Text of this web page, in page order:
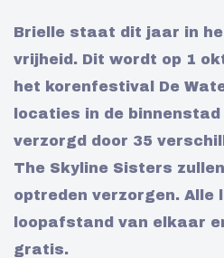
Brielle staat dit jaar in
vrijheid. Dit wordt op 1
het korenfestival De
locaties in de
verzorgd door 35
The Skyline Sisters
optreden verzorgen. Alle
loopafstand van elkaar
gratis.